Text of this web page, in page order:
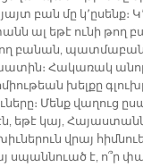
բան մը կ՚ը­սենք։
ալ ե­թէ ու­նի թող
թող բա­նան,
Հա­կա­ռակ
խել­քը
Մենք վա­ղուց
ե­թէ կայ,
վրայ
սպաննուած է, ո՞ր